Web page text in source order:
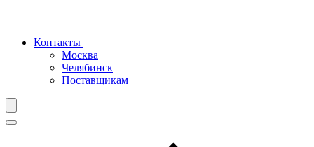
Контакты
Москва
Челябинск
Поставщикам